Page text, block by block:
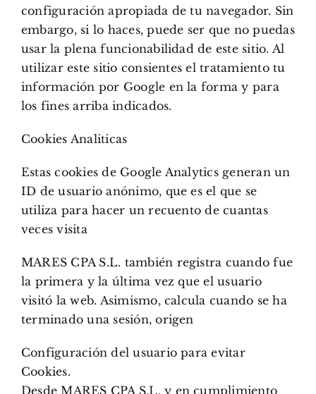
configuración apropiada de tu navegador. Sin
embargo, si lo haces, puede ser que no puedas
usar la plena funcionabilidad de este sitio. Al
utilizar este sitio consientes el tratamiento tu
información por Google en la forma y para
los fines arriba indicados.
Cookies Analiticas
Estas cookies de Google Analytics generan un
ID de usuario anónimo, que es el que se
utiliza para hacer un recuento de cuantas
veces visita
MARES CPA S.L. también registra cuando fue
la primera y la última vez que el usuario
visitó la web. Asimismo, calcula cuando se ha
terminado una sesión, origen
Configuración del usuario para evitar
Cookies.
Desde MARES CPA S.L. y en cumplimiento